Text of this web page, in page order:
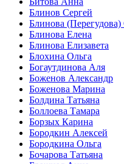
Блинов Сергей
Блинова (Перегудова)
Блинова Елена
Блинова Елизавета
Блохина Ольга
Богаутдинова Аля
Боженов Александр
Боженова Марина
Болдина Татьяна
Боллоева Тамара
Борзых Карина
Бородкин Алексей
Бородкина Ольга
Бочарова Татьяна